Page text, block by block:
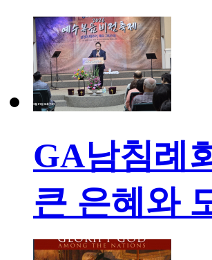
GA남침례
큰 은혜와